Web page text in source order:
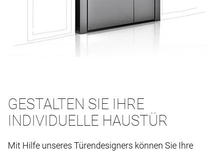
GESTALTEN SIE IHRE
INDIVIDUELLE HAUSTÜR
Mit Hilfe unseres Türendesigners können Sie Ihre